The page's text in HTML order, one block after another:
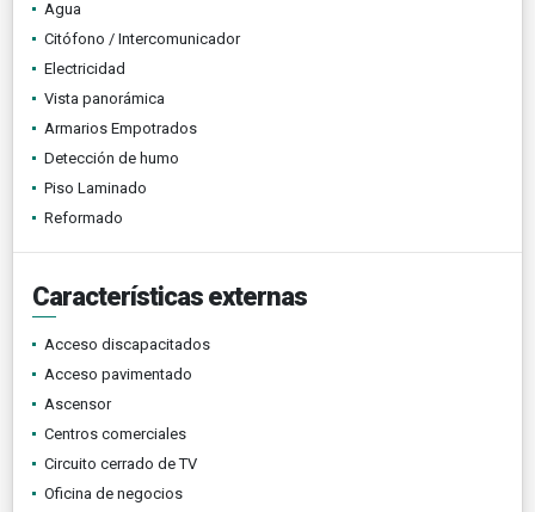
Agua
Citófono / Intercomunicador
Electricidad
Vista panorámica
Armarios Empotrados
Detección de humo
Piso Laminado
Reformado
Características externas
Acceso discapacitados
Acceso pavimentado
Ascensor
Centros comerciales
Circuito cerrado de TV
Oficina de negocios